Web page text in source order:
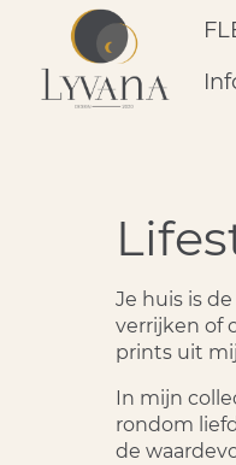
Doorgaan
inhoud
Je huis is
verrijken of
prints uit
In mijn
rondom
de